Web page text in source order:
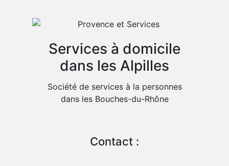
Services à domicile
dans les Alpilles
Société de services à la personnes
dans les Bouches-du-Rhône
Contact :